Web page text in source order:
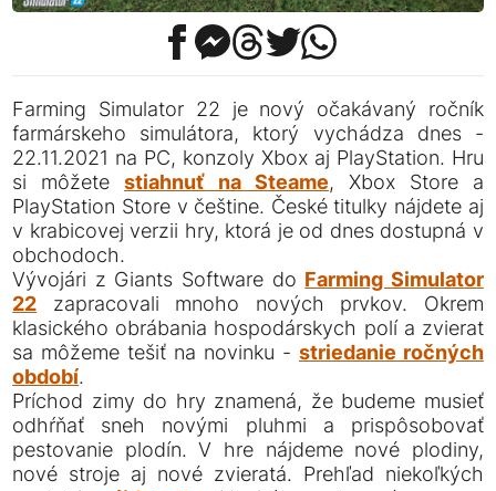
Farming Simulator 22 je nový očakávaný ročník
farmárskeho simulátora, ktorý vychádza dnes -
22.11.2021 na PC, konzoly Xbox aj PlayStation. Hru
si môžetestiahnuť na Steame, Xbox Store a
PlayStation Store v češtine. České titulky nájdete aj
v krabicovej verzii hry, ktorá je od dnes dostupná v
obchodoch.
Vývojári z Giants Software do Farming Simulator
22 zapracovali mnoho nových prvkov. Okrem
klasického obrábania hospodárskych polí a zvierat
sa môžeme tešiť na novinku - striedanie ročných
období.
Príchod zimy do hry znamená, že budeme musieť
odhŕňať sneh novými pluhmi a prispôsobovať
pestovanie plodín. V hre nájdeme nové plodiny,
nové stroje aj nové zvieratá. Prehľad niekoľkých